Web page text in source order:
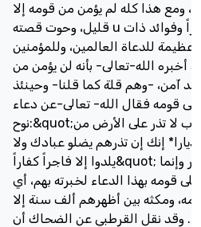
ومع هذا كله لم يؤمن من قومه إلا
قليل، وحوت قصته u دروساً وعبراً وفوائد ذات
عظيمة للدعاة العالمين، وللمؤمنين
أخبره الله-تعالى- بأنه لن يؤمن من
قد آمن، -وهم قلة كما قلنا- وحينئذ
قومه فقال الله- تعالى-عن دعاء
نوح:&quot;وقال نوح رب لا تذر على الأرض من
ديارا* إنك إن تذرهم يضلو عبادك ولا
يلدوا إلا فاجراً كفاراً&quot; قال ابن كثير وإنما
قومه بهذا الدعاء لخبرته بهم، أي
ومكثه بين أظهرهم ألف سنة إلا
. وقد نقل القرطبي عن الضحاك أن